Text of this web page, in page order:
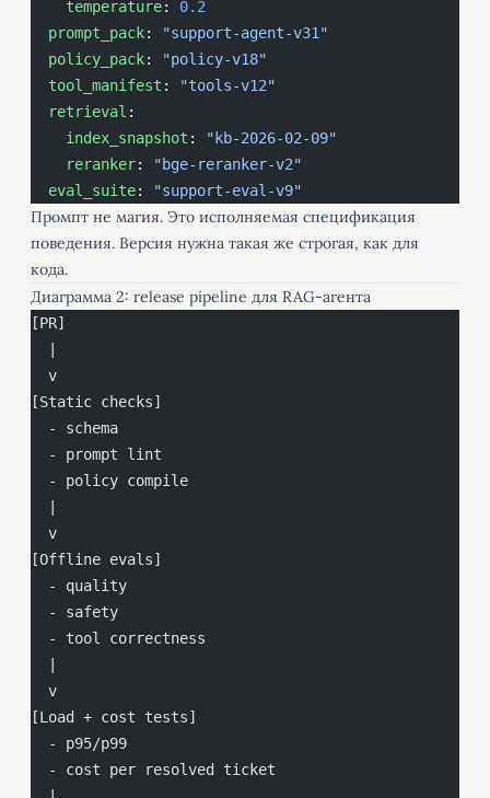
    temperature
: 0.2
  prompt_pack
:
"support-agent-v31"
  policy_pack
:
"policy-v18"
  tool_manifest
:
"tools-v12"
  retrieval
:
    index_snapshot
:
"kb-2026-02-09"
    reranker
:
"bge-reranker-v2"
  eval_suite
: "support-eval-v9"
Промпт не магия. Это исполняемая спецификация
поведения. Версия нужна такая же строгая, как для
кода.
Диаграмма 2: release pipeline для RAG-агента
[PR]
  v
[Static checks]
  - schema
  - prompt lint
  - policy compile
  v
[Offline evals]
  - quality
  - safety
  - tool correctness
  v
[Load + cost tests]
  - p95/p99
  - cost per resolved ticket